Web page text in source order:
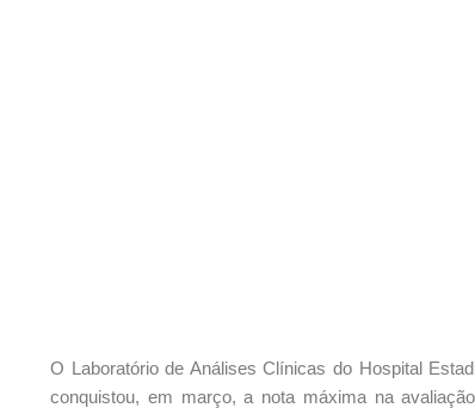
O Laboratório de Análises Clínicas do Hospital
conquistou, em março, a nota máxima na